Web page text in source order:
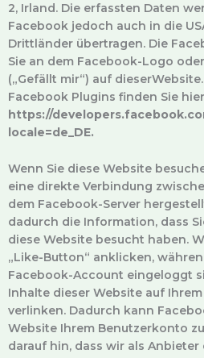
2, Irland. Die erfassten Daten
Facebook jedoch auch in die
Drittländer übertragen. Die
Sie an dem Facebook-Logo
(„Gefällt mir“) auf
Facebook Plugins finden Sie
https://
locale=de_DE.
Wenn Sie diese Website
eine direkte Verbindung
dem Facebook-Server
dadurch die Information, dass
diese Website besucht haben.
„Like-Button“ anklicken,
Facebook-Account eingeloggt
Inhalte dieser Website auf
verlinken. Dadurch kann
Website Ihrem Benutzerkonto
darauf hin, dass wir als Anbieter